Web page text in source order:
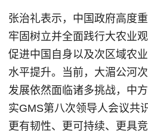
张治礼表示，中国政府高度
牢固树立并全面践行大农业
促进中国自身以及次区域农
水平提升。当前，大湄公河
发展依然面临诸多挑战，中
实GMS第八次领导人会议共
更有韧性、更可持续、更具